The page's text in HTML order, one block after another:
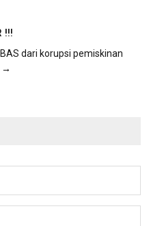
!!!
dari korupsi pemiskinan
→